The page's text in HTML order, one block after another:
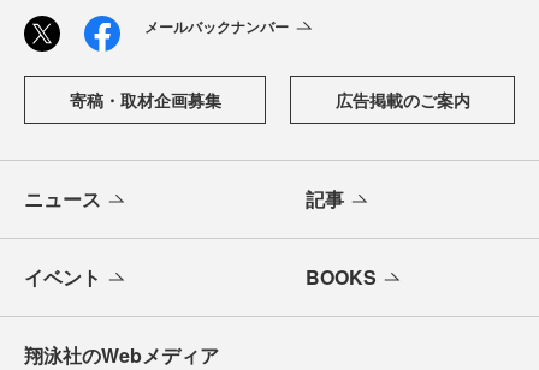
メールバックナンバー
寄稿・取材企画募集 広告掲載のご案内
ニュース 記事
イベント BOOKS
翔泳社のWebメディア